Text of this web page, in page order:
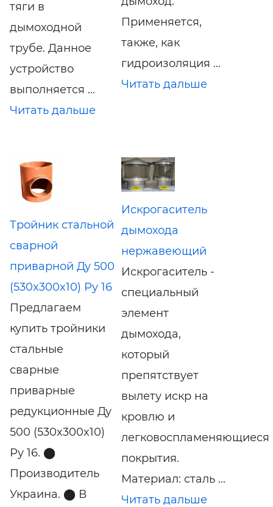
тяги в
дымоходной
трубе. Данное
устройство
выполняется ...
Читать дальше
Применяется,
также, как
гидроизоляция ...
Читать дальше
Тройник стальной
сварной
приварной Ду 500
(530x300x10) Ру 16
Предлагаем
купить тройники
стальные
сварные
приварные
редукционные Ду
500 (530x300x10)
Ру 16. ⬤
Производитель
Украина. ⬤ В
Искрогаситель
дымохода
нержавеющий
Искрогаситель -
специальный
элемент
дымохода,
который
препятствует
вылету искр на
кровлю и
легковоспламеняющиеся
покрытия.
Материал: сталь ...
Читать дальше